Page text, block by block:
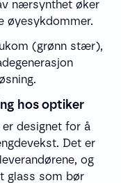
nærsynthet øker
øyesykdommer.
(grønn stær),
hos optiker
designet for å
Det er
og
glass som bør